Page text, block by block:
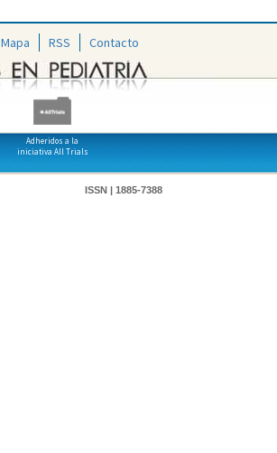
Mapa RSS Contacto
Adheridos a la
iniciativa All Trials
ISSN | 1885-7388